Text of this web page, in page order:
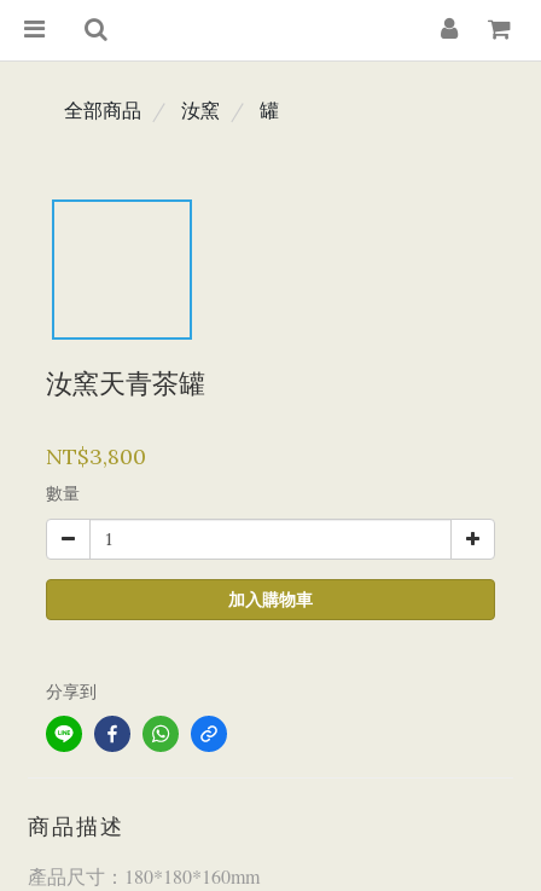
全部商品 汝窯 罐
汝窯天青茶罐
NT$3,800
數量
加入購物車
分享到
商品描述
產品尺寸：180*180*160mm